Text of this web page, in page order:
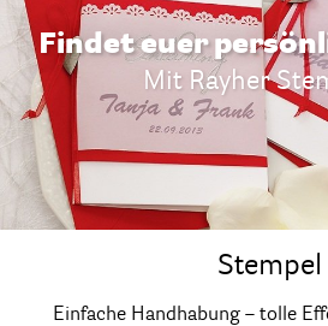
Findet euer
Mit Rayher
Stempel
Einfache Handhabung – tolle